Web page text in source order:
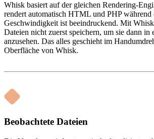
Whisk basiert auf der gleichen Rendering-
rendert automatisch HTML und PHP
Geschwindigkeit ist beeindruckend. Mit
Dateien nicht zuerst speichern, um sie dann in
anzusehen. Das alles geschieht im
Oberfläche von Whisk.
Beobachtete Dateien